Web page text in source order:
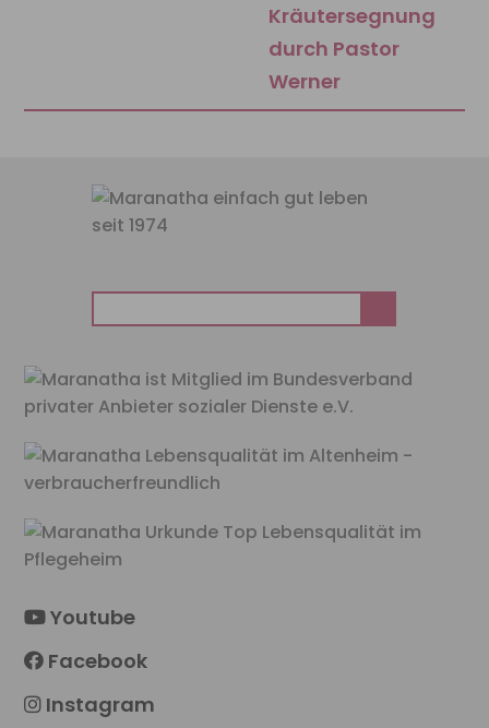
Kräutersegnung
durch Pastor
Werner
nach:
Youtube
Facebook
Instagram